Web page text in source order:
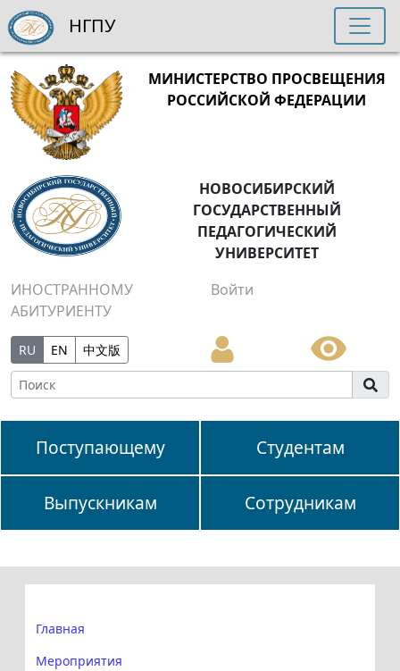
МИНИСТЕРСТВО ПРОСВЕЩЕНИЯ
РОССИЙСКОЙ ФЕДЕРАЦИИ
НОВОСИБИРСКИЙ
ГОСУДАРСТВЕННЫЙ
ПЕДАГОГИЧЕСКИЙ
УНИВЕРСИТЕТ
ИНОСТРАННОМУ
АБИТУРИЕНТУ
Войти
RU EN 中文版
Поступающему Студентам
Выпускникам Сотрудникам
НГПУ
Главная
Мероприятия